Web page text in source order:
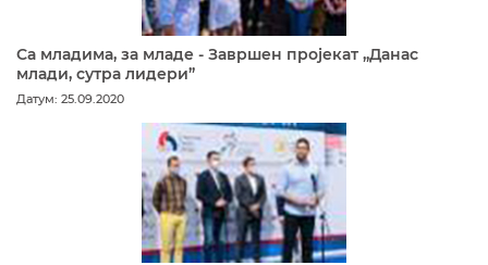
Са младима, за младе - Завршен пројекат „Данас
млади, сутра лидери”
Датум: 25.09.2020